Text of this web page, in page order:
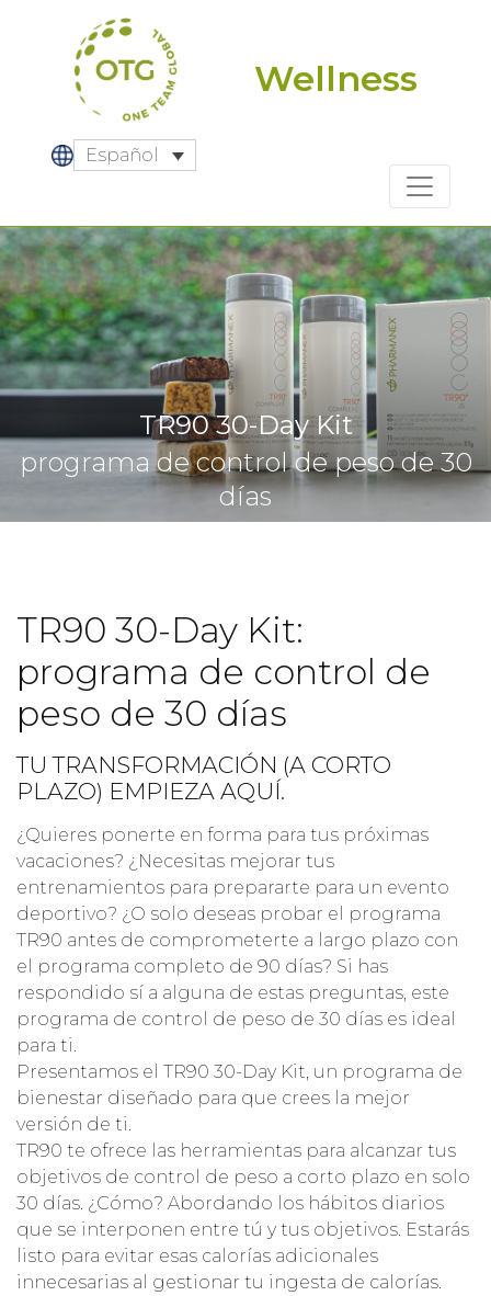
Wellness
Español
TR90 30-Day Kit
programa de control de peso de 30
días
TR90 30-Day Kit:
programa de control de
peso de 30 días
TU TRANSFORMACIÓN (A CORTO
PLAZO) EMPIEZA AQUÍ.
¿Quieres ponerte en forma para tus próximas
vacaciones? ¿Necesitas mejorar tus
entrenamientos para prepararte para un evento
deportivo? ¿O solo deseas probar el programa
TR90 antes de comprometerte a largo plazo con
el programa completo de 90 días? Si has
respondido sí a alguna de estas preguntas, este
programa de control de peso de 30 días es ideal
para ti.
Presentamos el TR90 30-Day Kit, un programa de
bienestar diseñado para que crees la mejor
versión de ti.
TR90 te ofrece las herramientas para alcanzar tus
objetivos de control de peso a corto plazo en solo
30 días. ¿Cómo? Abordando los hábitos diarios
que se interponen entre tú y tus objetivos. Estarás
listo para evitar esas calorías adicionales
innecesarias al gestionar tu ingesta de calorías.